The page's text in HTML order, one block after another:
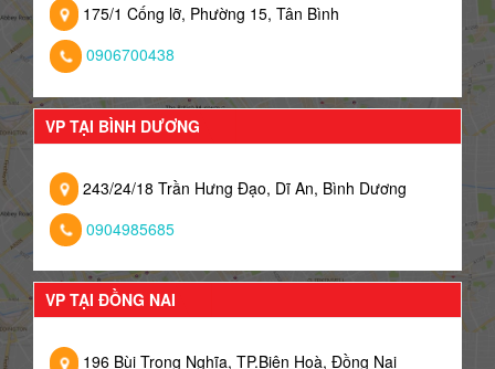
175/1 Cống lỡ, Phường 15, Tân Bình
0906700438
VP TẠI BÌNH DƯƠNG
243/24/18 Trần Hưng Đạo, Dĩ An, Bình Dương
0904985685
VP TẠI ĐỒNG NAI
196 Bùi Trọng Nghĩa, TP.Biên Hoà, Đồng Nai